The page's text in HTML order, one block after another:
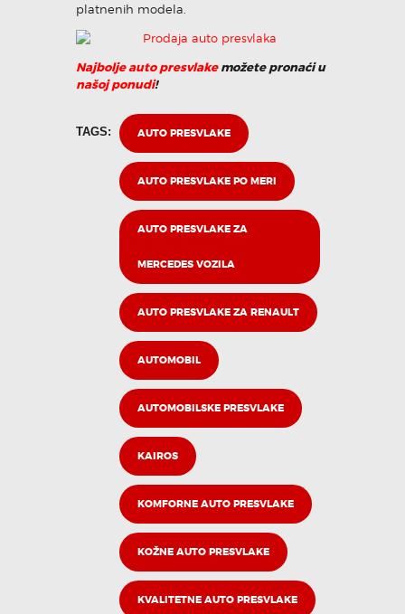
platnenih modela.
Najbolje auto presvlakemožete pronaći u
našoj ponudi!
TAGS: AUTO PRESVLAKE
AUTO PRESVLAKE PO MERI
AUTO PRESVLAKE ZA
MERCEDES VOZILA
AUTO PRESVLAKE ZA RENAULT
AUTOMOBIL
AUTOMOBILSKE PRESVLAKE
KAIROS
KOMFORNE AUTO PRESVLAKE
KOŽNE AUTO PRESVLAKE
KVALITETNE AUTO PRESVLAKE